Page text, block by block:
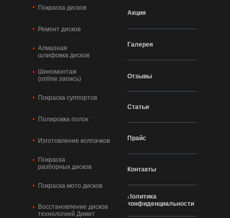
Покраска дисков
Ремонт дисков
Алмазная
шлифовка дисков
Шиномонтаж
(online запись)
Покраска суппортов
Полировка полок
Изготовление колпачков
Покраска
разборных дисков
Покраска мото дисков
Восстановление дисков
технологией Димет
Акция
Галерея
Отзывы
Статьи
Прайс
Контакты
Политика
конфиденциальности